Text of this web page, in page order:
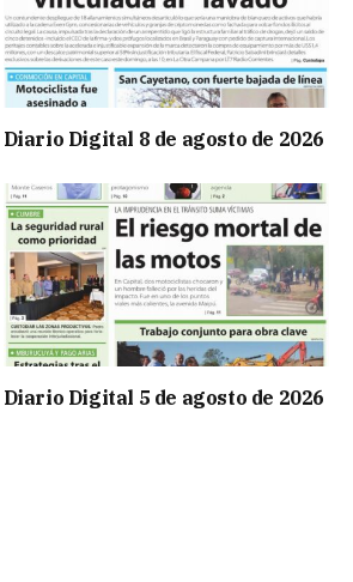
Diario Digital 8 de agosto de 2026
Diario Digital 5 de agosto de 2026